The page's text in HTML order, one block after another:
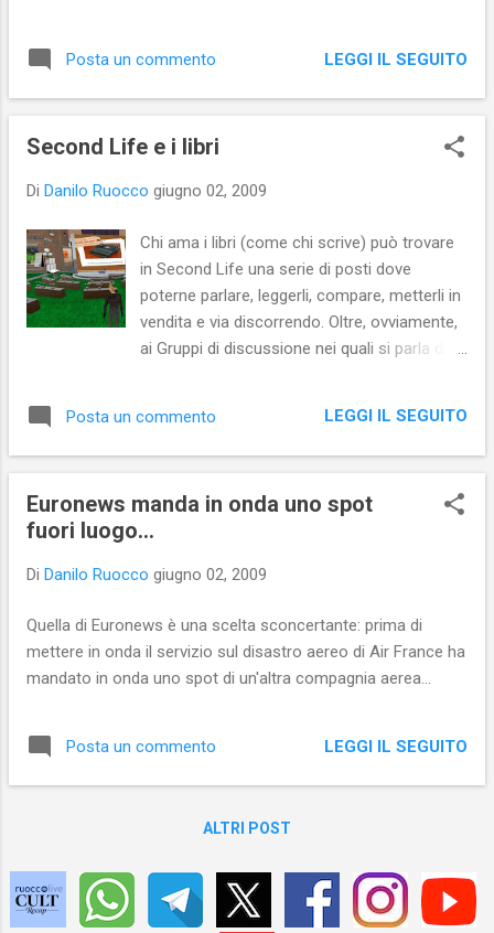
e illustra “buone prassi” (di alcune delle quali
Posta un commento LEGGI IL SEGUITO
Second Life e i libri
Di Danilo Ruocco giugno 02, 2009
Chi ama i libri (come chi scrive) può trovare
in Second Life una serie di posti dove
poterne parlare, leggerli, compare, metterli in
vendita e via discorrendo. Oltre, ovviamente,
ai Gruppi di discussione nei quali si parla di
degli atomi e prendono quella dei byte,
diventando libri elettronici. Come nella Real
scaricabili gratuitamente, mentre nelle librerie
essi devono essere comprati. Forse il mio
casa…
Posta un commento LEGGI IL SEGUITO
Euronews manda in onda uno spot
fuori luogo...
Di Danilo Ruocco giugno 02, 2009
Quella di Euronews è una scelta sconcertante: prima di
mettere in onda il servizio sul disastro aereo di Air France ha
mandato in onda uno spot di un'altra compagnia aerea...
Posta un commento LEGGI IL SEGUITO
ALTRI POST